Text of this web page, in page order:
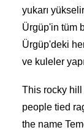
yukarı
Ürgüp'in tüm
Ürgüp'deki
ve kuleler
This rocky
people tied
the name